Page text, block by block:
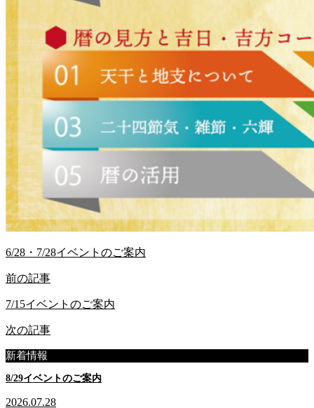
6/28・7/28イベントのご案内
前の記事
7/15イベントのご案内
次の記事
新着情報
8/29イベントのご案内
2026.07.28